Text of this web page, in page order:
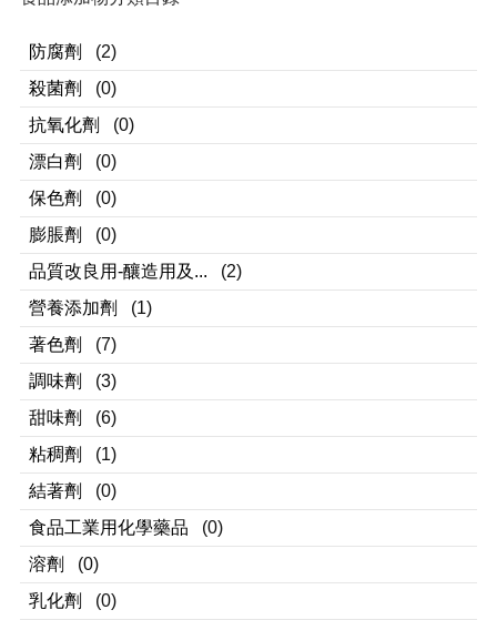
防腐劑
(2)
殺菌劑
(0)
抗氧化劑
(0)
漂白劑
(0)
保色劑
(0)
膨脹劑
(0)
品質改良用-釀造用及...
(2)
營養添加劑
(1)
著色劑
(7)
調味劑
(3)
甜味劑
(6)
粘稠劑
(1)
結著劑
(0)
食品工業用化學藥品
(0)
溶劑
(0)
乳化劑
(0)